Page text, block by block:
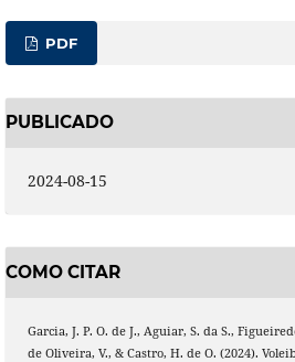
PDF
PUBLICADO
2024-08-15
COMO CITAR
Garcia, J. P. O. de J., Aguiar, S. da S.,
de Oliveira, V., & Castro, H. de O. (2024).